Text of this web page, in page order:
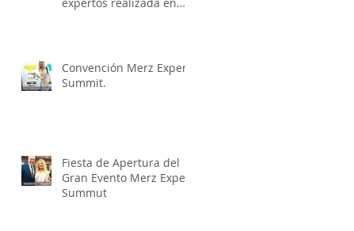
Convención Merz Expert
Summit.
Fiesta de Apertura del
Gran Evento Merz Expert
Summut